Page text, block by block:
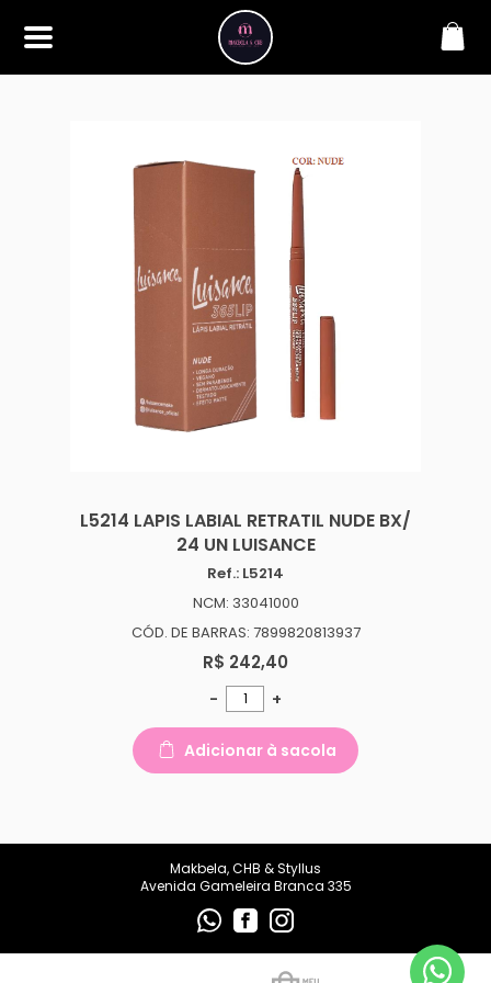
Styllus, sua fonte confiável de
maquiagens e acessórios de
beleza de nossos clientes,
oferecendo uma ampla gama
de produtos que inspiram
confiança e criatividade. Desde
os últimos lançamentos em
maquiagem até os acessórios
mais elegantes, estamos aqui
para ajudá-lo a alcançar seu
seleção cuidadosamente
selecionada e descubra como a
beleza se torna uma expressão
makbelachb@gmail.com
L5214 LAPIS LABIAL RETRATIL NUDE BX/
24 UN LUISANCE
Ref.: L5214
NCM: 33041000
CÓD. DE BARRAS: 7899820813937
R$ 242,40
- +
Adicionar à sacola
Makbela, CHB & Styllus
Avenida Gameleira Branca 335